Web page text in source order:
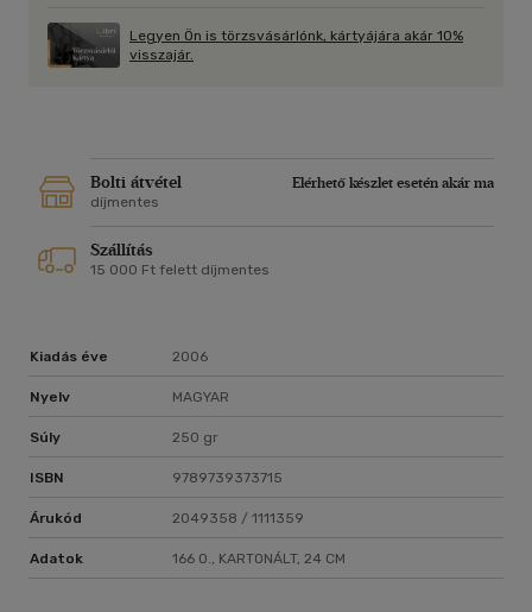
Legyen Ön is törzsvásárlónk, kártyájára akár 10%
visszajár.
Bolti átvétel
Elérhető készlet esetén akár ma
díjmentes
Szállítás
15 000 Ft felett díjmentes
Kiadás éve 2006
Nyelv MAGYAR
Súly 250 gr
ISBN 9789739373715
Árukód 2049358 / 1111359
Adatok 166 O., KARTONÁLT, 24 CM